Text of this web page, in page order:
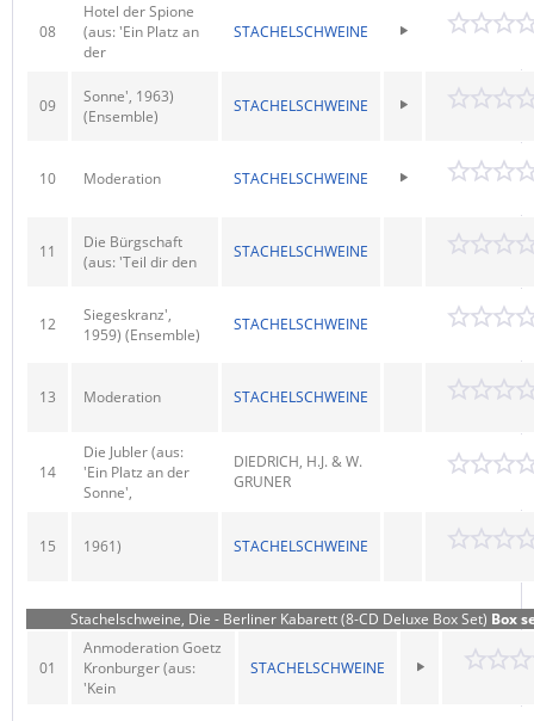
08
Hotel der Spione
(aus: 'Ein Platz an
der
STACHELSCHWEINE
09
Sonne', 1963)
(Ensemble)
STACHELSCHWEINE
10 Moderation STACHELSCHWEINE
11
Die Bürgschaft
(aus: 'Teil dir den
STACHELSCHWEINE
12
Siegeskranz',
1959) (Ensemble)
STACHELSCHWEINE
13 Moderation STACHELSCHWEINE
14
Die Jubler (aus:
'Ein Platz an der
Sonne',
DIEDRICH, H.J. & W.
GRUNER
15 1961) STACHELSCHWEINE
Stachelschweine, Die - Berliner Kabarett (8-CD Deluxe Box Set) Box
01
Anmoderation Goetz
Kronburger (aus:
'Kein
STACHELSCHWEINE